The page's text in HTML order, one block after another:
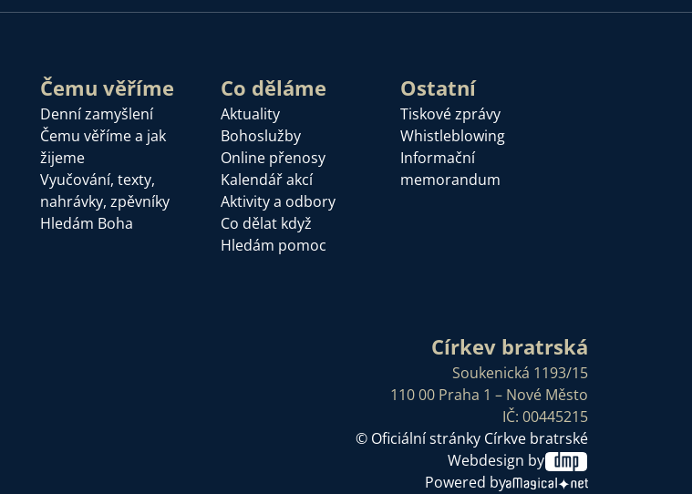
Čemu věříme
Denní zamyšlení
Čemu věříme a jak
žijeme
Vyučování, texty,
nahrávky, zpěvníky
Hledám Boha
Co děláme
Aktuality
Bohoslužby
Online přenosy
Kalendář akcí
Aktivity a odbory
Co dělat když
Hledám pomoc
Ostatní
Tiskové zprávy
Whistleblowing
Informační
memorandum
Církev bratrská
Soukenická 1193/15
110 00 Praha 1 – Nové Město
IČ: 00445215
© Oficiální stránky Církve bratrské
Webdesign by
Powered by